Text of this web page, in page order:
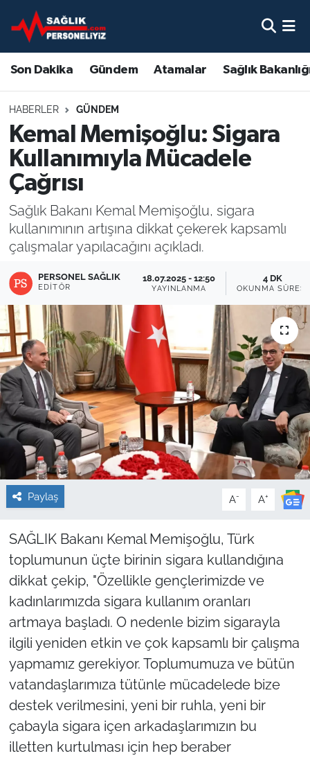
Son Dakika Gündem Atamalar Sağlık
HABERLER GÜNDEM
Kemal Memişoğlu: Sigara
Kullanımıyla Mücadele
Çağrısı
Sağlık Bakanı Kemal Memişoğlu, sigara
kullanımının artışına dikkat çekerek kapsamlı
çalışmalar yapılacağını açıkladı.
PERSONEL SAĞLIK
EDITÖR
18.07.2025 - 12:50
YAYINLANMA
4 DK
OKUNMA SÜRESI
Paylaş A- A+
SAĞLIK Bakanı Kemal Memişoğlu, Türk
toplumunun üçte birinin sigara kullandığına
dikkat çekip, "Özellikle gençlerimizde ve
kadınlarımızda sigara kullanım oranları
artmaya başladı. O nedenle bizim sigarayla
ilgili yeniden etkin ve çok kapsamlı bir çalışma
yapmamız gerekiyor. Toplumumuza ve bütün
vatandaşlarımıza tütünle mücadelede bize
destek verilmesini, yeni bir ruhla, yeni bir
çabayla sigara içen arkadaşlarımızın bu
illetten kurtulması için hep beraber
Son Dakika
Gündem
Atamalar
Sağlık Bakanlığı
Mevzuat
Sendika
Sağlık
Güncel
Kamu Alımları
Nöbetçi Eczaneler
Hava Durumu
Namaz Vakitleri
Trafik Durumu
Süper Lig Puan Durumu ve Fikstür
Tüm Manşetler